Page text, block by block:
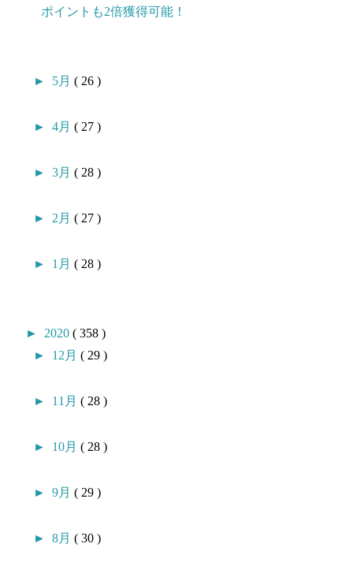
ポイントも2倍獲得可能！
► 5月( 26 )
►4月( 27 )
►3月( 28 )
► 2月( 27 )
► 1月( 28 )
► 2020( 358 )
► 12月( 29 )
► 11月( 28 )
► 10月( 28 )
►9月( 29 )
►8月( 30 )